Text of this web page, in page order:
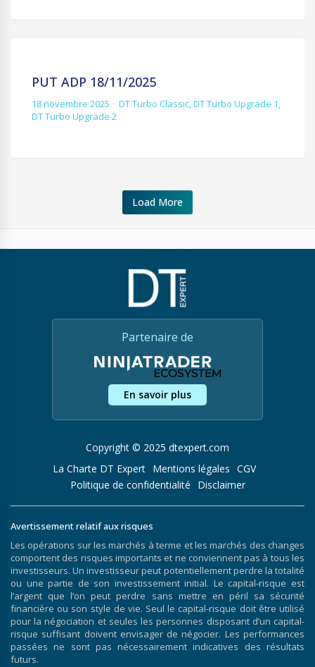
PUT ADP 18/11/2025
18 novembre 2025 DT Turbo Classic,DT Turbo Upgrade 1,
DT Turbo Upgrade 2
Load More
Partenaire de
En savoir plus
Copyright © 2025 dtexpert.com
La Charte DT Expert
Mentions légales CGV
Politique de confidentialité
Disclaimer
Avertissement relatif aux risques
Les opérations sur les marchés à terme et les marchés des changes
comportent des risques importants et ne conviennent pas à tous les
investisseurs. Un investisseur peut potentiellement perdre la totalité
ou une partie de son investissement initial. Le capital-risque est
l’argent que l’on peut perdre sans mettre en péril sa sécurité
financière ou son style de vie. Seul le capital-risque doit être utilisé
pour la négociation et seules les personnes disposant d’un capital-
risque suffisant doivent envisager de négocier. Les performances
passées ne sont pas nécessairement indicatives des résultats
futurs.